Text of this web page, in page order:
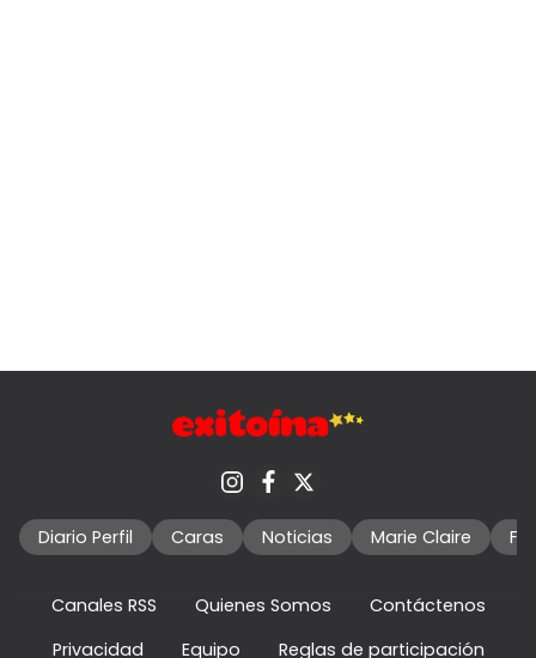
Diario Perfil Caras Noticias Marie Claire
Canales RSS Quienes Somos
Contáctenos
Privacidad
Equipo Reglas de participación